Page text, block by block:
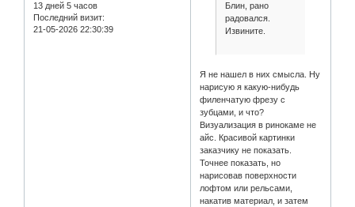
13 дней 5 часов
Последний визит:
21-05-2026 22:30:39
Блин, рано
радовался.
Извините.
Я не нашел в них смысла. Ну
нарисую я какую-нибудь
филенчатую фрезу с
зубцами, и что?
Визуализация в ринокаме не
айс. Красивой картинки
заказчику не показать.
Точнее показать, но
нарисовав поверхности
лофтом или рельсами,
накатив материал, и затем